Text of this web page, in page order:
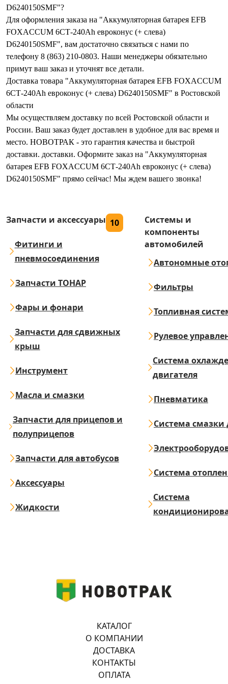
D6240150SMF"?
Для оформления заказа на "Аккумуляторная батарея EFB
FOXACCUM 6СТ-240Ah евроконус (+ слева)
D6240150SMF", вам достаточно связаться с нами по
телефону 8 (863) 210-0803. Наши менеджеры обязательно
примут ваш заказ и уточнят все детали.
Доставка товара "Аккумуляторная батарея EFB FOXACCUM
6СТ-240Ah евроконус (+ слева) D6240150SMF" в Ростовской
области
Мы осуществляем доставку по всей Ростовской области и
России. Ваш заказ будет доставлен в удобное для вас время и
место. НОВОТРАК - это гарантия качества и быстрой
доставки. доставки. Оформите заказ на "Аккумуляторная
батарея EFB FOXACCUM 6СТ-240Ah евроконус (+ слева)
D6240150SMF" прямо сейчас! Мы ждем вашего звонка!
Запчасти и аксессуары 10
Фитинги и
пневмосоединения
Запчасти ТОНАР
Фары и фонари
Запчасти для сдвижных
крыш
Инструмент
Масла и смазки
Запчасти для прицепов и
полуприцепов
Запчасти для автобусов
Аксессуары
Жидкости
Системы и
компоненты
автомобилей
Автономные
Фильтры
Топливная
Рулевое
Система
двигателя
Пневматика
Система смазки
Система
Система
КАТАЛОГ
О КОМПАНИИ
ДОСТАВКА
КОНТАКТЫ
ОПЛАТА